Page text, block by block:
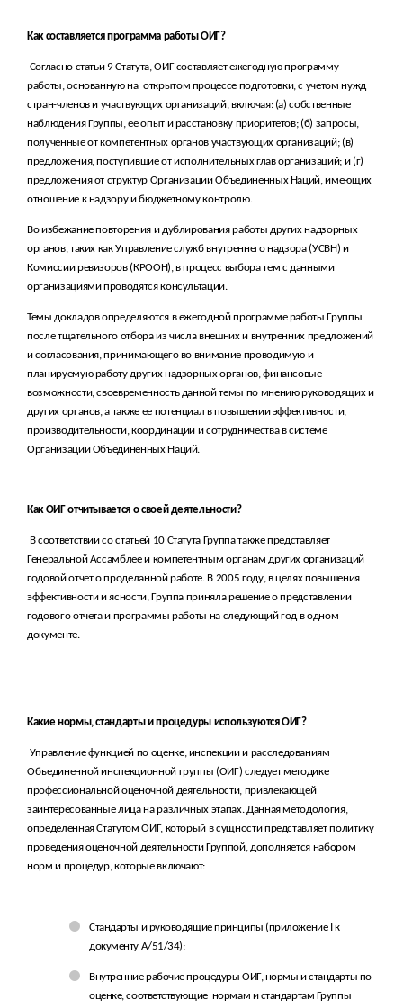
Как составляется программа работы ОИГ?
Согласно статьи 9 Статута, ОИГ составляет ежегодную программу
работы, основанную на открытом процессе подготовки, с учетом нужд
стран-членов и участвующих организаций, включая: (а) собственные
наблюдения Группы, ее опыт и расстановку приоритетов; (б) запросы,
полученные от компетентных органов участвующих организаций; (в)
предложения, поступившие от исполнительных глав организаций; и (г)
предложения от структур Организации Объединенных Наций, имеющих
отношение к надзору и бюджетному контролю.
Во избежание повторения и дублирования работы других надзорных
органов, таких как Управление служб внутреннего надзора (УСВН) и
Комиссии ревизоров (КРООН), в процесс выбора тем с данными
организациями проводятся консультации.
Темы докладов определяются в ежегодной программе работы Группы
после тщательного отбора из числа внешних и внутренних предложений
и согласования, принимающего во внимание проводимую и
планируемую работу других надзорных органов, финансовые
возможности, своевременность данной темы по мнению руководящих и
других органов, а также ее потенциал в повышении эффективности,
производительности, координации и сотрудничества в системе
Организации Объединенных Наций.
Как ОИГ отчитывается о своей деятельности?
В соответствии со статьей 10 Статута Группа также представляет
Генеральной Ассамблее и компетентным органам других организаций
годовой отчет о проделанной работе. В 2005 году, в целях повышения
эффективности и ясности, Группа приняла решение о представлении
годового отчета и программы работы на следующий год в одном
документе.
Какие нормы, стандарты и процедуры используются ОИГ?
Управление функцией по оценке, инспекции и расследованиям
Объединенной инспекционной группы (ОИГ) следует методике
профессиональной оценочной деятельности, привлекающей
заинтересованные лица на различных этапах. Данная методология,
определенная Статутом ОИГ, который в сущности представляет политику
проведения оценочной деятельности Группой, дополняется набором
норм и процедур, которые включают:
Стандарты и руководящие принципы (приложение I к
документу A/51/34);
Внутренние рабочие процедуры ОИГ, нормы и стандарты по
оценке, соответствующие нормам и стандартам Группы